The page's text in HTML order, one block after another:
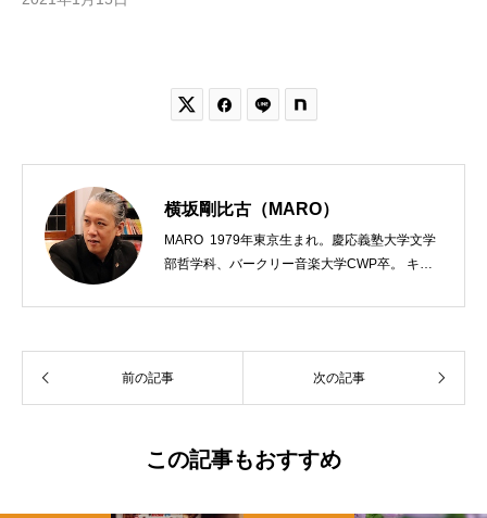
 
横坂剛比古（MARO）
MARO 1979年東京生まれ。慶応義塾大学文学
部哲学科、バークリー音楽大学CWP卒。 キリ
う宗教法人専門の行政書士。2020年7月よりク
「上馬キリスト教会（@kamiumach）」の運営
を行う「まじめ担当」。 著書に『聖書を読んだ
西洋哲学超入門〜』（日本実業出版）、『人生
前の記事 次の記事
この記事もおすすめ